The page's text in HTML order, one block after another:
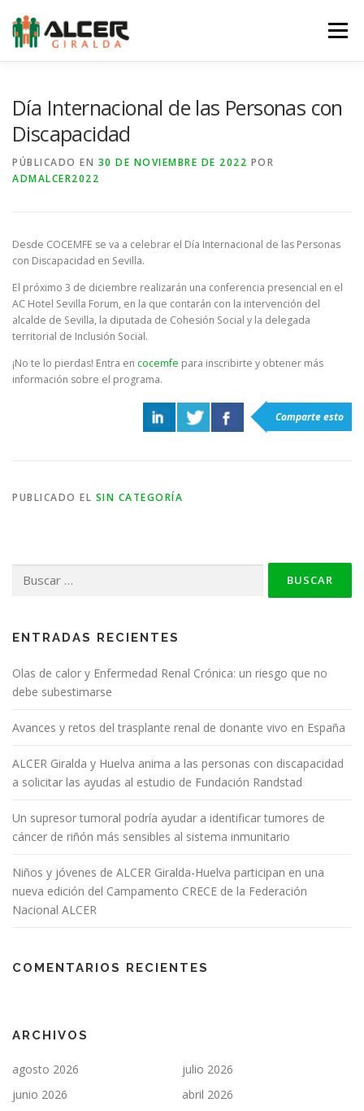
contenido
Menú
Día Internacional de las Personas con
Discapacidad
PÚBLICADO EN 30 DE NOVIEMBRE DE 2022 POR
ADMALCER2022
Desde COCEMFE se va a celebrar el Día Internacional de las Personas
con Discapacidad en Sevilla.
El próximo 3 de diciembre realizarán una conferencia presencial en el
AC Hotel Sevilla Forum, en la que contarán con la intervención del
alcalde de Sevilla, la diputada de Cohesión Social y la delegada
territorial de Inclusión Social.
¡No te lo pierdas! Entra en cocemfe para inscribirte y obtener más
información sobre el programa.
Comparte esto
PUBLICADO EL SIN CATEGORÍA
ENTRADAS RECIENTES
Olas de calor y Enfermedad Renal Crónica: un riesgo que no
debe subestimarse
Avances y retos del trasplante renal de donante vivo en España
ALCER Giralda y Huelva anima a las personas con discapacidad
a solicitar las ayudas al estudio de Fundación Randstad
Un supresor tumoral podría ayudar a identificar tumores de
cáncer de riñón más sensibles al sistema inmunitario
Niños y jóvenes de ALCER Giralda-Huelva participan en una
nueva edición del Campamento CRECE de la Federación
Nacional ALCER
COMENTARIOS RECIENTES
ARCHIVOS
agosto 2026
julio 2026
junio 2026
abril 2026